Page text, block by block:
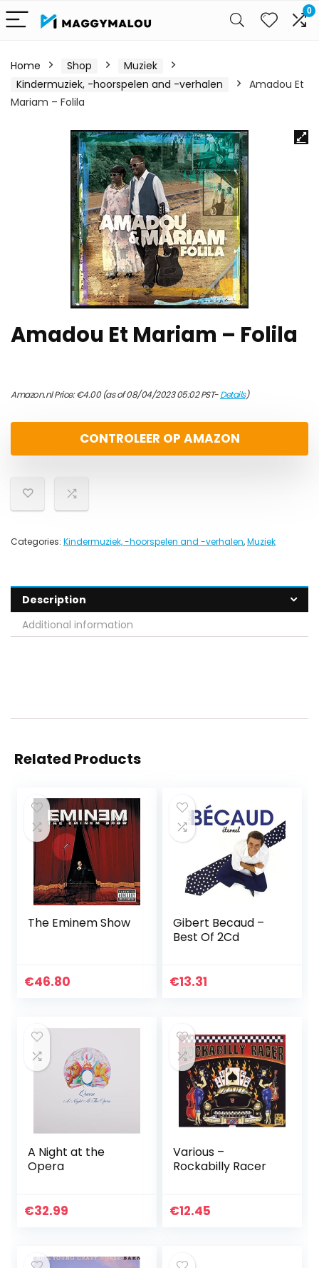
0
Home Shop
Muziek
Kindermuziek, -hoorspelen and -verhalen
Amadou Et
Mariam – Folila
Amadou Et Mariam – Folila
Amazon.nl Price:€4.00(as of 08/04/2023 05:02 PST-Details)
CONTROLEER OP AMAZON
Categories: Kindermuziek, -hoorspelen and -verhalen,Muziek
Description
Additional information
Related Products
The Eminem Show
€46.80
Gibert Becaud –
Best Of 2Cd
€13.31
A Night at the
Opera
€32.99
Various –
Rockabilly Racer
€12.45